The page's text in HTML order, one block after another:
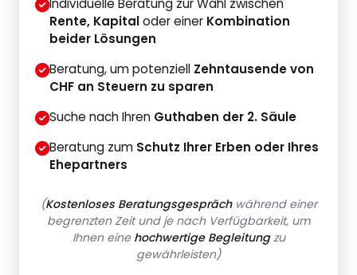
Individuelle Beratung zur Wahl zwischen
Rente, Kapitaloder einer Kombination
beider Lösungen
Beratung, um potenziell Zehntausende von
CHF an Steuern zu sparen
Suche nach Ihren Guthaben der 2. Säule
Beratung zum Schutz Ihrer Erben oder Ihres
Ehepartners
(Kostenloses Beratungsgesprächwährend einer
begrenzten Zeit und je nach Verfügbarkeit, um
Ihnen eine hochwertige Begleitungzu
gewährleisten)